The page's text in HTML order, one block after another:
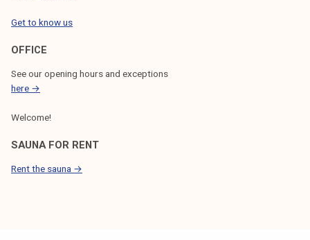
Get to know us
OFFICE
See our opening hours and exceptions
here →
Welcome!
SAUNA FOR RENT
Rent the sauna →